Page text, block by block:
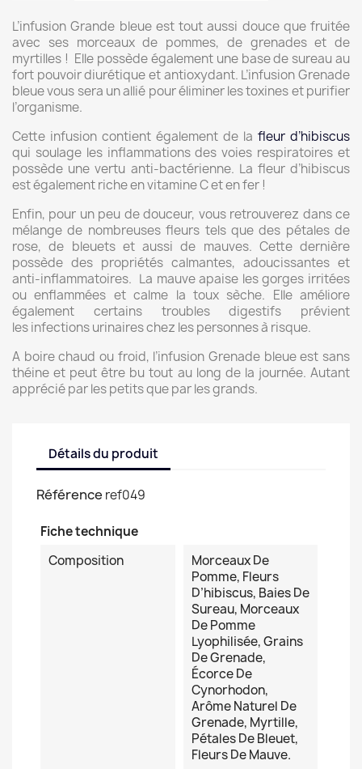
L’infusion Grande bleue est tout aussi douce que fruitée
avec ses morceaux de pommes, de grenades et de
myrtilles ! Elle possède également une base de sureau au
fort pouvoir diurétique et antioxydant. L’infusion Grenade
bleue vous sera un allié pour éliminer les toxines et purifier
l’organisme.
Cette infusion contient également de la fleur d’hibiscus
qui soulage les inflammations des voies respiratoires et
possède une vertu anti-bactérienne. La fleur d’hibiscus
est également riche en vitamine C et en fer !
Enfin, pour un peu de douceur, vous retrouverez dans ce
mélange de nombreuses fleurs tels que des pétales de
rose, de bleuets et aussi de mauves. Cette dernière
possède des propriétés calmantes, adoucissantes et
anti-inflammatoires. La mauve apaise les gorges irritées
ou enflammées et calme la toux sèche. Elle améliore
également certains troubles digestifs prévient
les infections urinaires chez les personnes à risque.
A boire chaud ou froid, l’infusion Grenade bleue est sans
théine et peut être bu tout au long de la journée. Autant
apprécié par les petits que par les grands.
Détails du produit
Référence ref049
Fiche technique
Composition
Morceaux De
Pomme, Fleurs
D’hibiscus, Baies De
Sureau, Morceaux
De Pomme
Lyophilisée, Grains
De Grenade,
Écorce De
Cynorhodon,
Arôme Naturel De
Grenade, Myrtille,
Pétales De Bleuet,
Fleurs De Mauve.